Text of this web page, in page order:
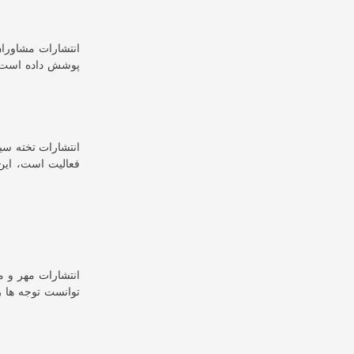
انتشارات
پوشش داده
انتشارات تخته
فعالیت است،
توانست توجه